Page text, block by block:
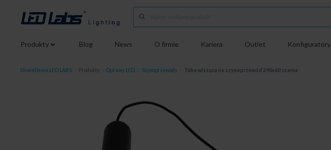
Produkty Blog News O firmie Kariera Outlet Konfiguratory
Oświetlenie LED LABS Produkty Oprawy LED Szynoprzewody Tuba wisząca na szynoprzewód 290x60 czarna